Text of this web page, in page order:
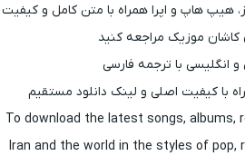
هیپ هاپ و اپرا همراه با متن کامل و کیفیت
انگلیسی با ترجمه فارسی
با کیفیت اصلی و لینک دانلود مستقیم
To download the latest songs, albums,
Iran and the world in the styles of pop,